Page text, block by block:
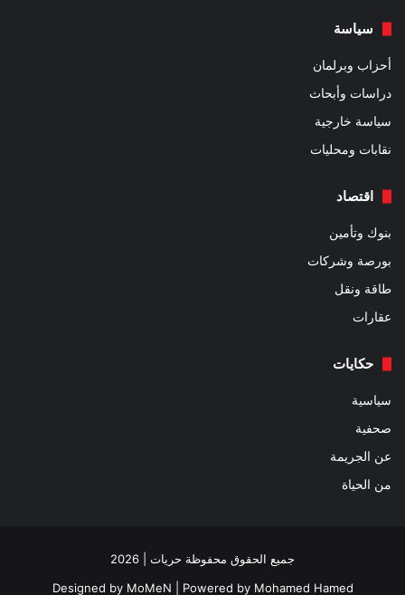
سياسة
أحزاب وبرلمان
دراسات وأبحاث
سياسة خارجية
نقابات ومحليات
اقتصاد
بنوك وتأمين
بورصة وشركات
طاقة ونقل
عقارات
حكايات
سياسية
صحفية
عن الجريمة
من الحياة
جميع الحقوق محفوظة حريات | 2026
Designed by MoMeN | Powered by Mohamed Hamed